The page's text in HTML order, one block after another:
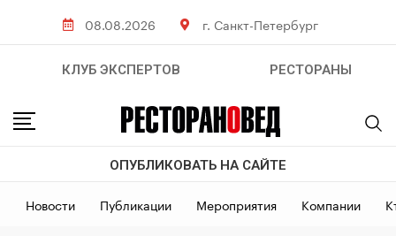
08.08.2026 г. Санкт-Петербург
КЛУБ ЭКСПЕРТОВ РЕСТОРАНЫ
ОПУБЛИКОВАТЬ НА САЙТЕ
Новости Публикации Мероприятия Компании